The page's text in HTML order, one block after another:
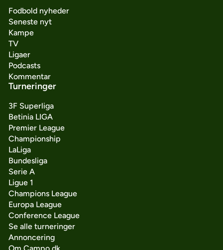
Fodbold nyheder
Seneste nyt
Kampe
TV
Ligaer
Podcasts
Kommentar
Turneringer
3F Superliga
Betinia LIGA
Premier League
Championship
LaLiga
Bundesliga
Serie A
Ligue 1
Champions League
Europa League
Conference League
Se alle turneringer
Annoncering